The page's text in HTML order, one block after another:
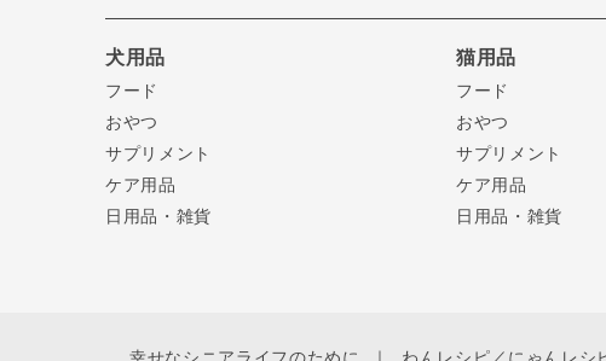
犬用品
フード
おやつ
サプリメント
ケア用品
日用品・雑貨
猫用品
フード
おやつ
サプリメント
ケア用品
日用品・雑貨